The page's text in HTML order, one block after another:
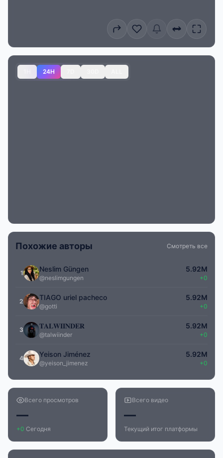
24H
Похожие авторы Смотреть все
1 Neslim Güngen
@neslimgungen
5.92M
+0
2 TIAGO uriel pacheco
@gotti
5.92M
+0
3 𝐓𝐀𝐋𝐖𝐈𝐈𝐍𝐃𝐄𝐑
@talwiinder
5.92M
+0
4 Yeison Jiménez
@yeison_jimenez
5.92M
+0
Всего просмотров
—
+0 Сегодня
Всего видео
—
Текущий итог платформы